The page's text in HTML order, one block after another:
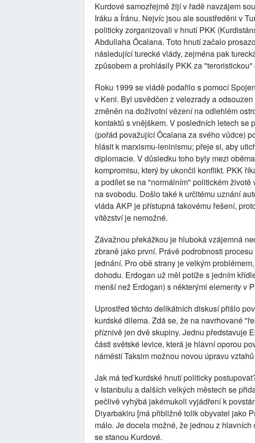
Kurdové samozřejmě žijí v řadě navzájem
Iráku a Íránu. Nejvíc jsou ale soustředěni v
politicky zorganizovali v hnutí PKK
Abdullaha Öcalana. Toto hnutí začalo
následující turecké vlády, zejména pak
způsobem a prohlásily PKK za "teroristickou"
Roku 1999 se vládě podařilo s pomocí
v Keni. Byl usvědčen z velezrady a
změněn na doživotní vězení na odlehlém
kontaktů s vnějškem. V posledních letech se
(pořád považující Öcalana za svého vůdce)
hlásit k marxismu-leninismu; přeje si, aby
diplomacie. V důsledku toho byly mezi
kompromisu, který by ukončil konflikt. PKK
a podílet se na "normálním" politickém
na svobodu. Došlo také k určitému uznání
vláda AKP je přístupná takovému řešení,
vítězství je nemožné.
Závažnou překážkou je hluboká vzájemná
zbraně jako první. Právě podrobnosti
jednání. Pro obě strany je velkým
dohodu. Erdogan už měl potíže s jedním
menší než Erdogan) s některými elementy v
Uprostřed těchto delikátních diskusí přišlo
kurdské dilema. Zdá se, že na navrhované
příznivě jen dvě skupiny. Jednu představuje
části světské levice, která je hlavní oporou
náměstí Taksim možnou novou úpravu
Jak má teď kurdské hnutí politicky
v Istanbulu a dalších velkých městech se
pečlivě vyhýbá jakémukoli vyjádření k
Diyarbakiru [má přibližně tolik obyvatel jako
málo. Je docela možné, že jednou z
se stanou Kurdové.